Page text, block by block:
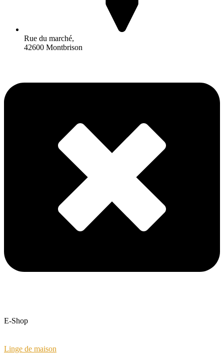
Rue du marché,
42600 Montbrison
E-Shop
Linge de maison